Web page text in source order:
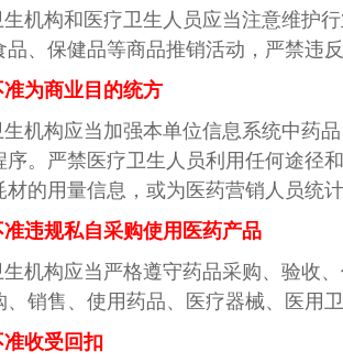
生机构和医疗卫生人员应当注意维护
品、保健品等商品推销活动，严禁违
准为商业目的统方
生机构应当加强本单位信息系统中药
序。严禁医疗卫生人员利用任何途径
材的用量信息，或为医药营销人员统计
违规私自采购使用医药产品
生机构应当严格遵守药品采购、验收
、销售、使用药品、医疗器械、医用
准收受回扣